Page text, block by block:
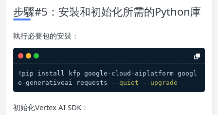
步驟#5：安裝和初始化所需的Python庫
執行必要包的安裝：
!pip install kfp google-cloud-aiplatform googl
e-generativeai requests
--quiet --upgrade
初始化Vertex AI SDK：